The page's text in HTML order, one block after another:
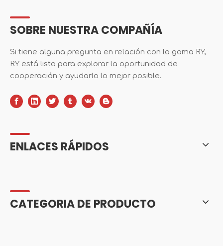
SOBRE NUESTRA COMPAÑÍA
Si tiene alguna pregunta en relación con la gama RY,
RY está listo para explorar la oportunidad de
cooperación y ayudarlo lo mejor posible.
ENLACES RÁPIDOS
CATEGORIA DE PRODUCTO